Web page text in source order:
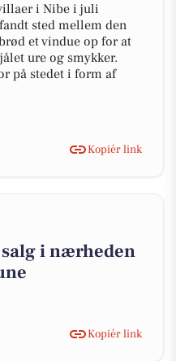
i Nibe i juli
sted mellem den
et vindue op for at
ure og smykker.
på stedet i form af
Kopiér link
i nærheden
Kopiér link